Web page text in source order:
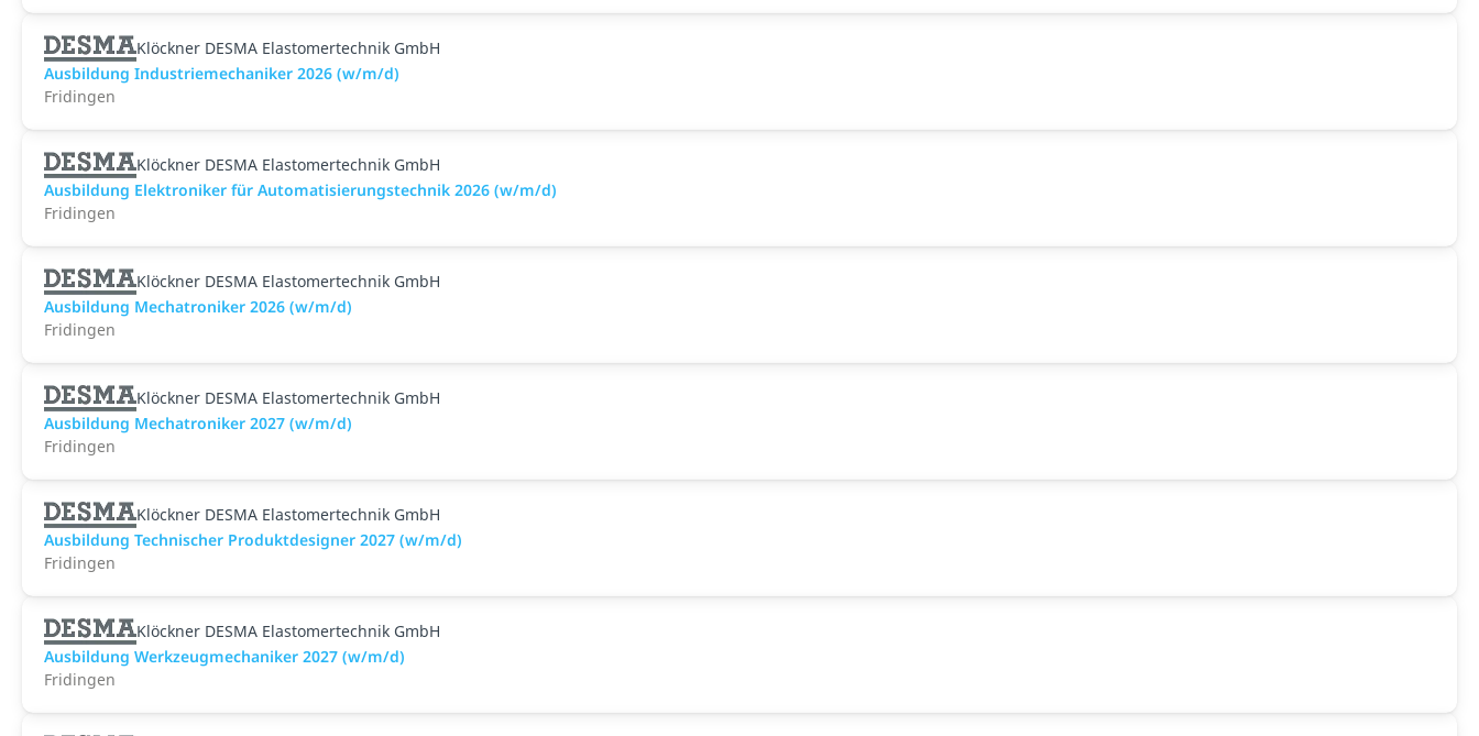
Klöckner DESMA Elastomertechnik GmbH
Ausbildung Industriemechaniker 2026 (w/m/d)
Fridingen
Klöckner DESMA Elastomertechnik GmbH
Ausbildung Elektroniker für Automatisierungstechnik 2026 (w/m/d)
Fridingen
Klöckner DESMA Elastomertechnik GmbH
Ausbildung Mechatroniker 2026 (w/m/d)
Fridingen
Klöckner DESMA Elastomertechnik GmbH
Ausbildung Mechatroniker 2027 (w/m/d)
Fridingen
Klöckner DESMA Elastomertechnik GmbH
Ausbildung Technischer Produktdesigner 2027 (w/m/d)
Fridingen
Klöckner DESMA Elastomertechnik GmbH
Ausbildung Werkzeugmechaniker 2027 (w/m/d)
Fridingen